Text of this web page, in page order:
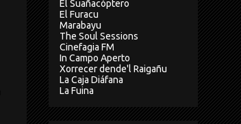
El Suañacóptero
El Furacu
Marabayu
The Soul Sessions
Cinefagia FM
In Campo Aperto
Xorrecer dende'l Raigañu
La Caja Diáfana
La Fuina